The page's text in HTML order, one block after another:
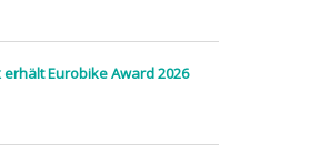
Eurobike Award 2026